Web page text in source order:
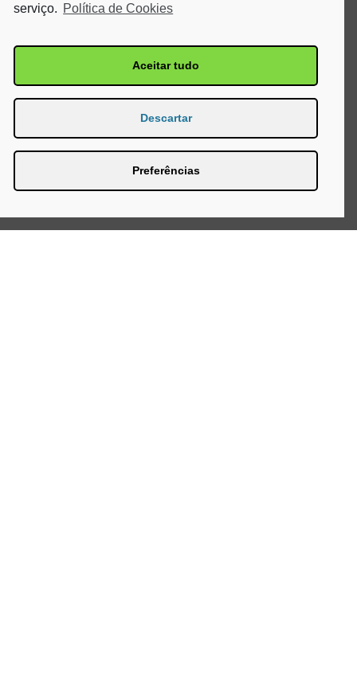
serviço. Política de Cookies
Aceitar tudo
Descartar
Preferências